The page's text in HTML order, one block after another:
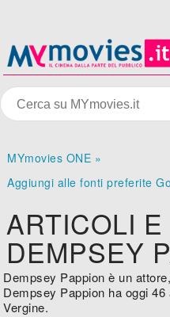
MYmovies ONE »
Aggiungi alle fonti preferite
ARTICOLI
DEMPSEY
Dempsey Pappion è un
Dempsey Pappion ha oggi
Vergine.